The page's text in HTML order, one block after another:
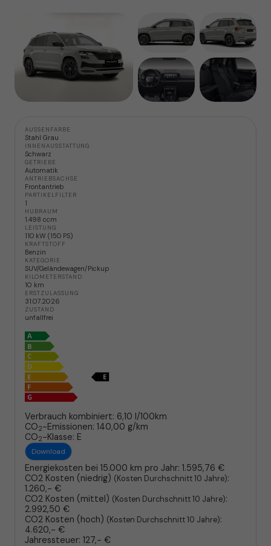
AUSSENFARBE
Stahl Grau
INNENAUSSTATTUNG
Schwarz
GETRIEBE
Automatik
ANTRIEBSACHSE
Frontantrieb
PARTIKELFILTER
1
HUBRAUM
1.498 ccm
LEISTUNG
110 kW (150 PS)
KRAFTSTOFF
Benzin
KATEGORIE
SUV/Geländewagen/Pickup
KILOMETERSTAND
10 km
ERSTZULASSUNG
31.07.2026
ZUSTAND
unfallfrei
Verbrauch kombiniert: 6,10 l/100km
CO2-Emissionen: 140,00 g/km
CO2-Klasse: E
Download
Energiekosten bei 15.000 km pro Jahr: 1.595,76 €
CO2 Kosten (niedrig) (Kosten Durchschnitt 10 Jahre):
1.260,- €
CO2 Kosten (mittel) (Kosten Durchschnitt 10 Jahre):
2.992,50 €
CO2 Kosten (hoch) (Kosten Durchschnitt 10 Jahre):
4.620,- €
Jahressteuer: 127,- €